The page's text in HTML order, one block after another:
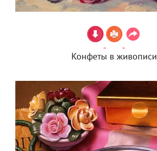
Конфеты в живописи